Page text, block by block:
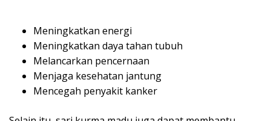
Meningkatkan energi
Meningkatkan daya tahan tubuh
Melancarkan pencernaan
Menjaga kesehatan jantung
Mencegah penyakit kanker